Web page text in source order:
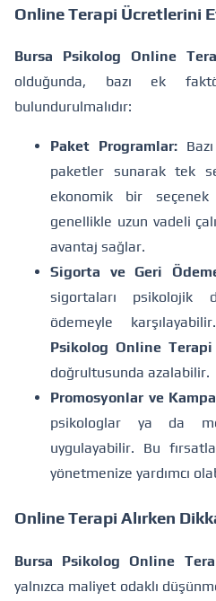
Online Terapi Ücretlerini
Bursa Psikolog Online
olduğunda, bazı ek
bulundurulmalıdır:
Paket Programlar:
paketler sunarak tek
ekonomik bir
genellikle uzun vadeli
avantaj sağlar.
Sigorta ve Geri
sigortaları psikolojik
ödemeyle
Psikolog Online
doğrultusunda azalabilir.
Promosyonlar ve
psikologlar ya da
uygulayabilir. Bu
yönetmenize yardımcı
Online Terapi Alırken
Bursa Psikolog Online
yalnızca maliyet odaklı